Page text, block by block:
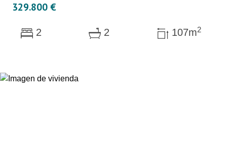
329.800 €
2 2 107m2